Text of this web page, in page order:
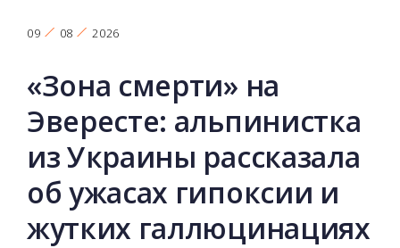
09 08 2026
«Зона смерти» на
Эвересте: альпинистка
из Украины рассказала
об ужасах гипоксии и
жутких галлюцинациях